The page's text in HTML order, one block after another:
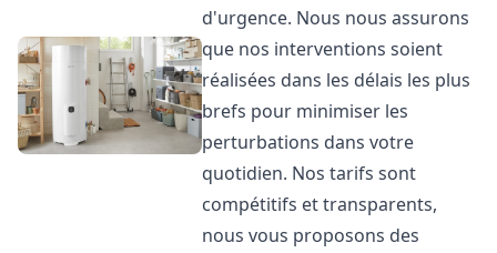
d'urgence. Nous nous assurons
que nos interventions soient
réalisées dans les délais les plus
brefs pour minimiser les
perturbations dans votre
quotidien. Nos tarifs sont
compétitifs et transparents,
nous vous proposons des